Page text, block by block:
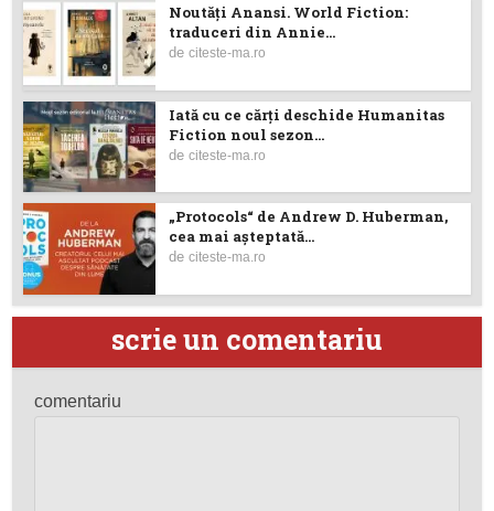
Noutăţi Anansi. World Fiction:
traduceri din Annie...
deciteste-ma.ro
Iată cu ce cărţi deschide Humanitas
Fiction noul sezon...
deciteste-ma.ro
„Protocols“ de Andrew D. Huberman,
cea mai așteptată...
deciteste-ma.ro
scrie un comentariu
comentariu